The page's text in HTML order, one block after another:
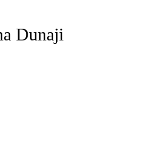
Dunaji